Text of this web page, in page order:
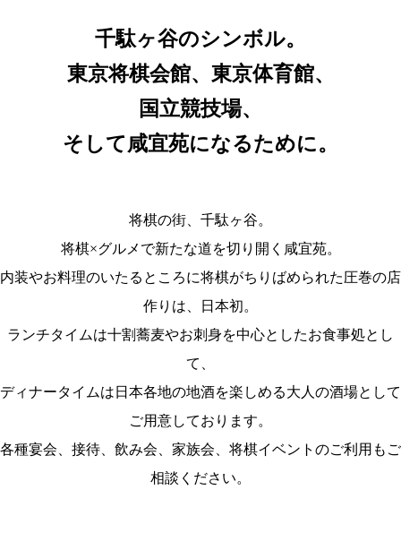
千駄ヶ谷のシンボル。
東京将棋会館、東京体育館、
国立競技場、
そして咸宜苑になるために。
将棋の街、千駄ヶ谷。
将棋×グルメで新たな道を切り開く咸宜苑。
内装やお料理のいたるところに将棋がちりばめられた圧巻の店
作りは、日本初。
ランチタイムは十割蕎麦やお刺身を中心としたお食事処とし
て、
ディナータイムは日本各地の地酒を楽しめる大人の酒場として
ご用意しております。
各種宴会、接待、飲み会、家族会、将棋イベントのご利用もご
相談ください。